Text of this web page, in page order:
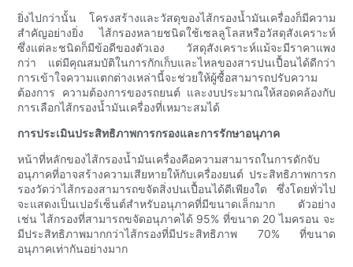
ยิ่งไปกว่านั้น โครงสร้างและวัสดุของไส้กรองน้ำมันเครื่องก็มีความ
สำคัญอย่างยิ่ง ไส้กรองหลายชนิดใช้เซลลูโลสหรือวัสดุสังเคราะห์
ซึ่งแต่ละชนิดก็มีข้อดีของตัวเอง วัสดุสังเคราะห์แม้จะมีราคาแพง
กว่า แต่มีคุณสมบัติในการกักเก็บและไหลของสารปนเปื้อนได้ดีกว่า
การเข้าใจความแตกต่างเหล่านี้จะช่วยให้ผู้ซื้อสามารถปรับความ
ต้องการ ความต้องการของรถยนต์ และงบประมาณให้สอดคล้องกับ
การเลือกไส้กรองน้ำมันเครื่องที่เหมาะสมได้
การประเมินประสิทธิภาพการกรองและการรักษาอนุภาค
หน้าที่หลักของไส้กรองน้ำมันเครื่องคือความสามารถในการดักจับ
อนุภาคที่อาจสร้างความเสียหายให้กับเครื่องยนต์ ประสิทธิภาพการก
รองวัดว่าไส้กรองสามารถขจัดสิ่งปนเปื้อนได้ดีเพียงใด ซึ่งโดยทั่วไป
จะแสดงเป็นเปอร์เซ็นต์สำหรับอนุภาคที่มีขนาดเล็กมาก ตัวอย่าง
เช่น ไส้กรองที่สามารถขจัดอนุภาคได้ 95% ที่ขนาด 20 ไมครอน จะ
มีประสิทธิภาพมากกว่าไส้กรองที่มีประสิทธิภาพ 70% ที่ขนาด
อนุภาคเท่ากันอย่างมาก